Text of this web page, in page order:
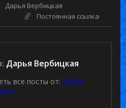
Дарья Вербицкая
Постоянная ссылка
Дарья Вербицкая
все посты от: Дарья